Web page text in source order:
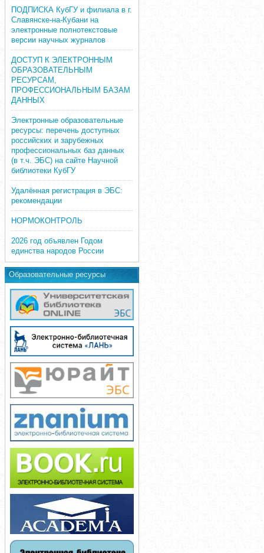
ПОДПИСКА КубГУ и филиала в г.
Славянске-на-Кубани на
электронные полнотекстовые
версии научных журналов
ДОСТУП К ЭЛЕКТРОННЫМ
ОБРАЗОВАТЕЛЬНЫМ
РЕСУРСАМ,
ПРОФЕССИОНАЛЬНЫМ БАЗАМ
ДАННЫХ
Электронные образовательные
ресурсы: перечень доступных
российских и зарубежных
профессиональных баз данных
(в т.ч. ЭБС) на сайте Научной
библиотеки КубГУ
Удалённая регистрация в ЭБС:
рекомендации
НОРМОКОНТРОЛЬ
2026 год объявлен Годом
единства народов России
Образовательные ресурсы